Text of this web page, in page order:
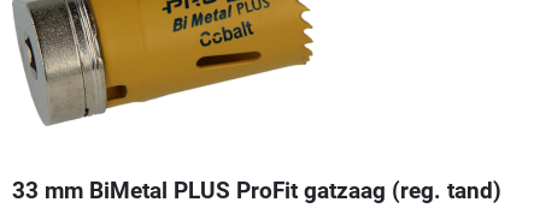
33 mm BiMetal PLUS ProFit gatzaag (reg. tand)